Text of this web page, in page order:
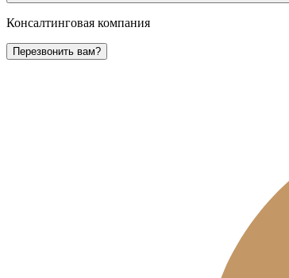
Консалтинговая компания
Перезвонить вам?